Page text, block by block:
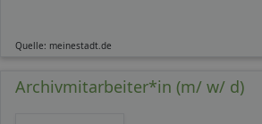
Quelle: meinestadt.de
Archivmitarbeiter*in (m/ w/ d)